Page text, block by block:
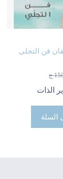
فن التجلى
ج
ج.
ج.
الذات
السلة